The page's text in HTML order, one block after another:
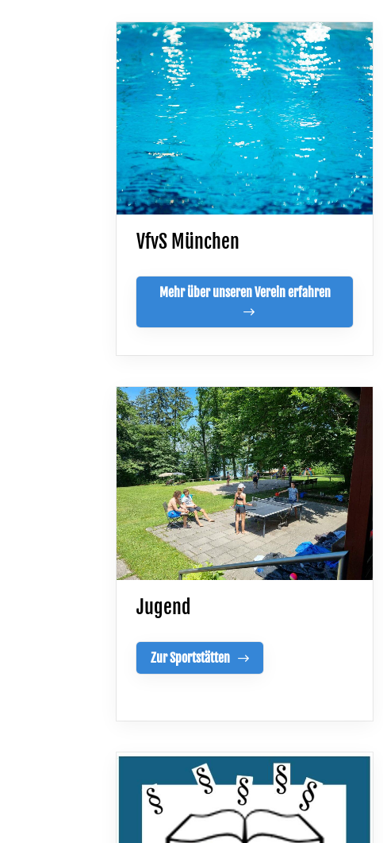
VfvS München
Mehr über unseren Verein erfahren
Jugend
Zur Sportstätten
info@vfvs.de